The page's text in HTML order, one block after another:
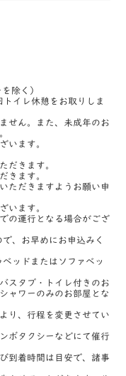
除く）
イレ休憩をお取りしま
せん。また、未成年のお
います。
だきます。
きます。
ただきますようお願い申
います。
の運行となる場合がござ
、お早めにお申込みく
ッドまたはソファベッ
スタブ・トイレ付きのお
ャワーのみのお部屋とな
り、行程を変更させてい
ボタクシーなどにて催行
到着時間は目安で、諸事